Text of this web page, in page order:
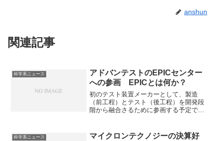
anshun
関連記事
科学系ニュース
アドバンテストのEPICセンター
への参画 EPICとは何か？
初のテスト装置メーカーとして、製造
（前工程）とテスト（後工程）を開発段
階から融合さるために参画する予定で
科学系ニュース
マイクロンテクノジーの決算好